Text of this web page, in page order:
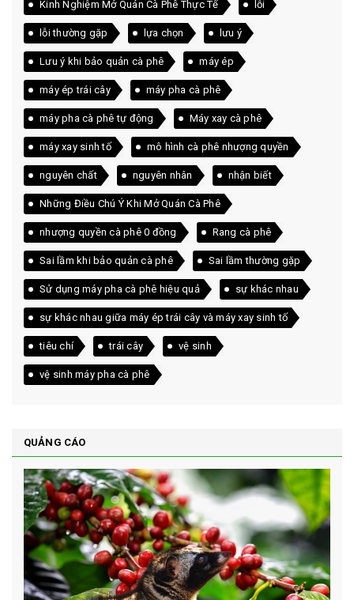
Kinh Nghiệm Mở Quán Cà Phê Thực Tế lỗi
lỗi thường gặp lựa chọn lưu ý
Lưu ý khi bảo quản cà phê máy ép
máy ép trái cây máy pha cà phê
máy pha cà phê tự động Máy xay cà phê
máy xay sinh tố mô hình cà phê nhượng quyền
nguyên chất nguyên nhân nhận biết
Những Điều Chú Ý Khi Mở Quán Cà Phê
nhượng quyền cà phê 0 đồng Rang cà phê
Sai lầm khi bảo quản cà phê Sai lầm thường gặp
Sử dụng máy pha cà phê hiệu quả sự khác nhau
sự khác nhau giữa máy ép trái cây và máy xay sinh tố
tiêu chí trái cây vệ sinh
vệ sinh máy pha cà phê
QUẢNG CÁO